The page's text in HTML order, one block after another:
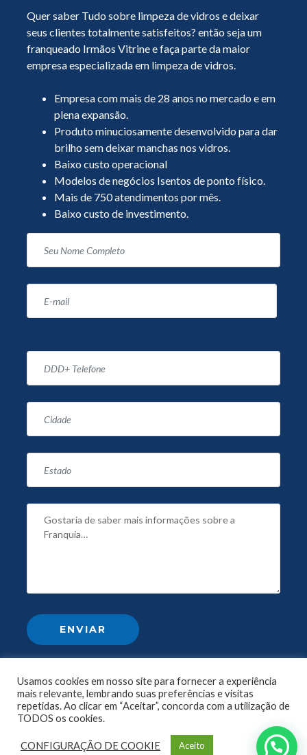
Quer saber Tudo sobre limpeza de vidros e deixar
seus clientes totalmente satisfeitos? então seja um
franqueado Irmãos Vitrine e faça parte da maior
empresa especializada em limpeza de vidros.
Empresa com mais de 28 anos no mercado e em
plena expansão.
Produto minuciosamente desenvolvido para dar
brilho sem deixar manchas nos vidros.
Baixo custo operacional
Modelos de negócios Isentos de ponto físico.
Mais de 750 atendimentos por mês.
Baixo custo de investimento.
© 2024 criado por Renato Santos - CEO Irmãos Vitrine
Usamos cookies em nosso site para fornecer a experiência
mais relevante, lembrando suas preferências e visitas
repetidas. Ao clicar em “Aceitar”, concorda com a utilização de
TODOS os cookies.
CONFIGURAÇÃO DE COOKIE Aceito